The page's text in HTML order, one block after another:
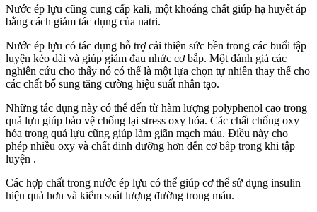
Nước ép lựu cũng cung cấp kali, một khoáng chất giúp hạ huyết áp
bằng cách giảm tác dụng của natri.
Nước ép lựu có tác dụng hỗ trợ cải thiện sức bền trong các buổi tập
luyện kéo dài và giúp giảm đau nhức cơ bắp. Một đánh giá các
nghiên cứu cho thấy nó có thể là một lựa chọn tự nhiên thay thế cho
các chất bổ sung tăng cường hiệu suất nhân tạo.
Những tác dụng này có thể đến từ hàm lượng polyphenol cao trong
quả lựu giúp bảo vệ chống lại stress oxy hóa. Các chất chống oxy
hóa trong quả lựu cũng giúp làm giãn mạch máu. Điều này cho
phép nhiều oxy và chất dinh dưỡng hơn đến cơ bắp trong khi tập
luyện .
Các hợp chất trong nước ép lựu có thể giúp c‌ơ th‌ể sử dụng insulin
hiệu quả hơn và kiểm soát lượng đường trong máu.